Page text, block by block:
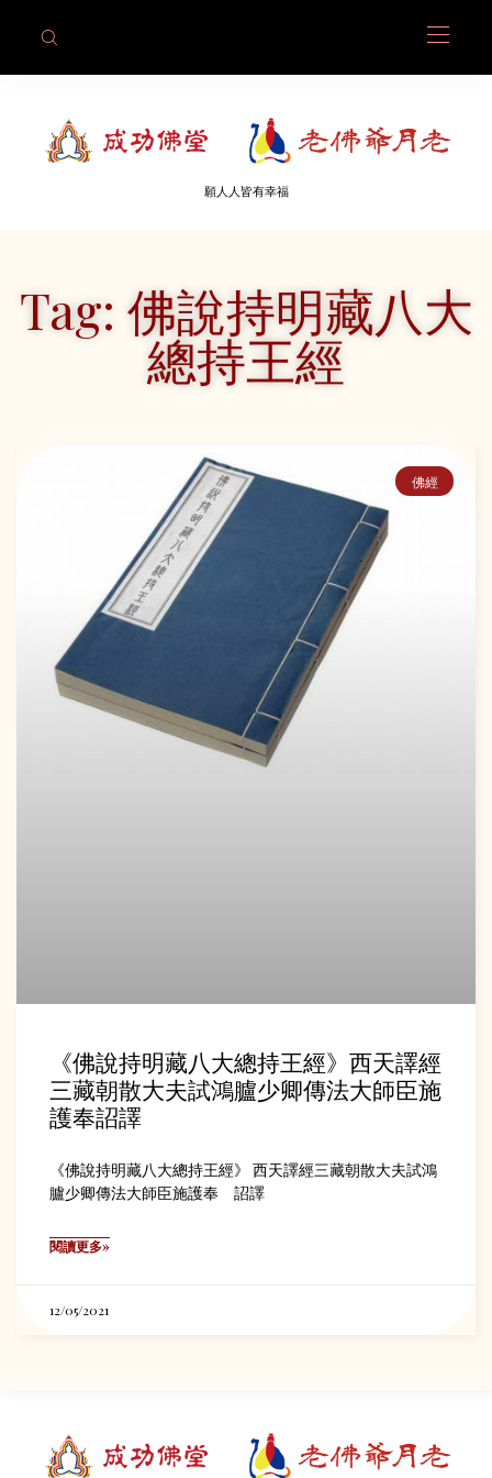
願人人皆有幸福
Tag: 佛說持明藏八大
總持王經
佛經
《佛說持明藏八大總持王經》西天譯經
三藏朝散大夫試鴻臚少卿傳法大師臣施
護奉詔譯
《佛說持明藏八大總持王經》 西天譯經三藏朝散大夫試鴻
臚少卿傳法大師臣施護奉 詔譯
閱讀更多»
12/05/2021